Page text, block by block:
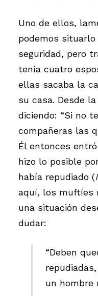
Uno de ellos,
podemos
seguridad, pero
tenía cuatro
ellas sacaba la
su casa. Desde
diciendo: “Si no
compañeras las
Él entonces
hizo lo posible
había repudiado (
aquí, los muftíes
una situación
dudar:
“Deben
un hombre